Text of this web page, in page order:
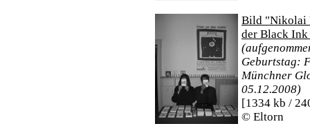
Bild "Nikolai
der Black
Geburtstag:
Münchner
05.12.2008)
[1334 kb /
© Eltorn